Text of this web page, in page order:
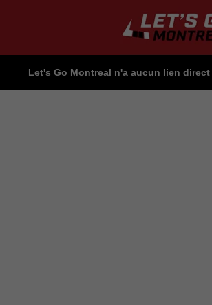
Let's Go Montreal n'a aucun lien direct